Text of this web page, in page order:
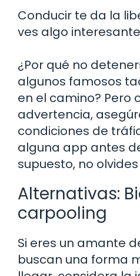
Conducir te da la
ves algo
¿Por qué no
algunos famosos
en el camino? Pero
advertencia,
condiciones de
alguna app antes
supuesto, no olvides
Alternativas:
carpooling
Si eres un amante
buscan una forma